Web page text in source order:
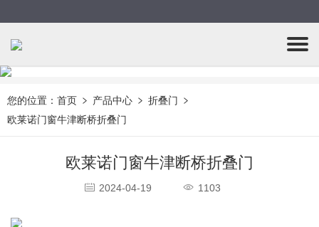
您的位置： 首页 产品中心
折叠门
欧莱诺门窗牛津断桥折叠门
欧莱诺门窗牛津断桥折叠门
2024-04-19 1103